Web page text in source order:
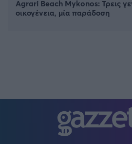
Agrari Beach Mykonos: Τρεις
οικογένεια, μία παράδοση